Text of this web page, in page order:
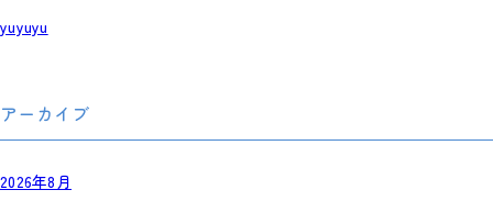
yuyuyu
アーカイブ
2026年8月